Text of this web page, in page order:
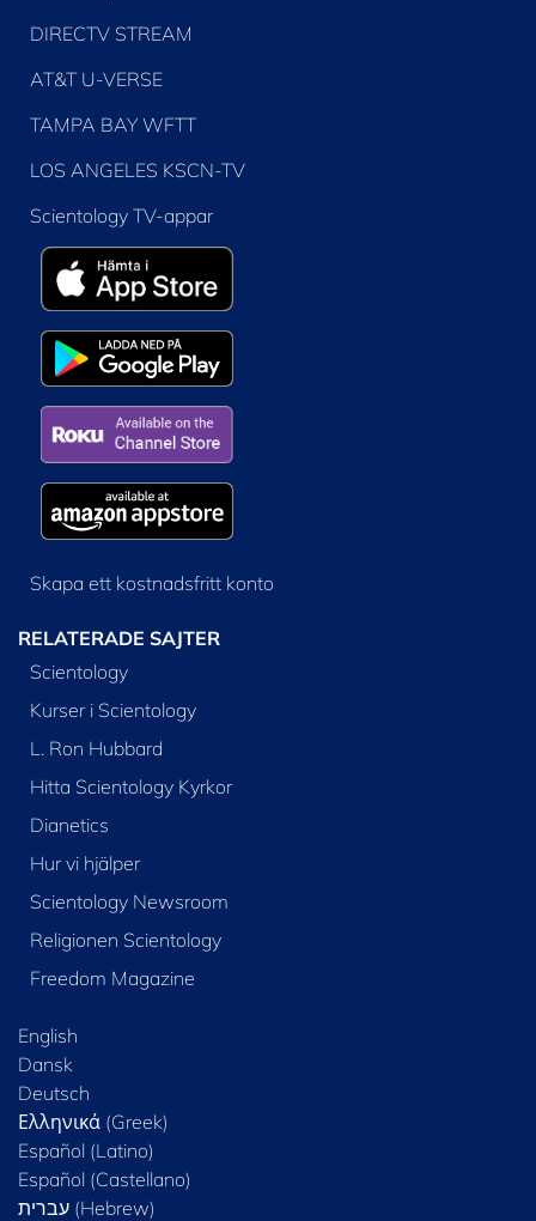
DIRECTV STREAM
AT&T U-VERSE
TAMPA BAY WFTT
LOS ANGELES KSCN-TV
Scientology TV-appar
Skapa ett kostnadsfritt konto
RELATERADE SAJTER
Scientology
Kurser i Scientology
L. Ron Hubbard
Hitta Scientology Kyrkor
Dianetics
Hur vi hjälper
Scientology Newsroom
Religionen Scientology
Freedom Magazine
English
Dansk
Deutsch
Ελληνικά (Greek)
Español (Latino)
Español (Castellano)